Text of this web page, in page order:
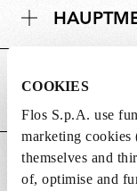
COOKIES
Flos S.p.A. use
marketing cookies
themselves and
of, optimise and